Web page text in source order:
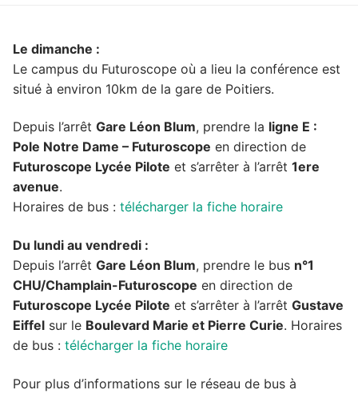
Le dimanche :
Le campus du Futuroscope où a lieu la conférence est
situé à environ 10km de la gare de Poitiers.
Depuis l’arrêt Gare Léon Blum, prendre la ligne E :
Pole Notre Dame – Futuroscope en direction de
Futuroscope Lycée Pilote et s’arrêter à l’arrêt 1ere
avenue.
Horaires de bus : télécharger la fiche horaire
Du lundi au vendredi :
Depuis l’arrêt Gare Léon Blum, prendre le bus n°1
CHU/Champlain-Futuroscope en direction de
Futuroscope Lycée Pilote et s’arrêter à l’arrêt Gustave
Eiffel sur le Boulevard Marie et Pierre Curie. Horaires
de bus : télécharger la fiche horaire
Pour plus d’informations sur le réseau de bus à